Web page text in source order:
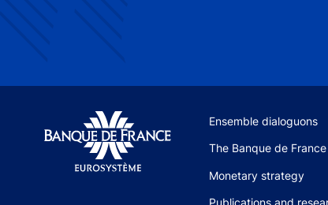
Site navigation
Ensemble dialoguons
The Banque de France
Monetary strategy